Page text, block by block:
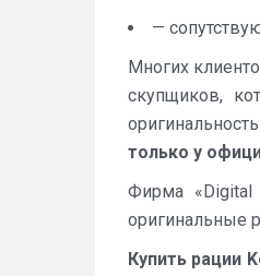
—
Многих
скупщиков,
только у
Фирма «Digital
оригинальные
Купить рации